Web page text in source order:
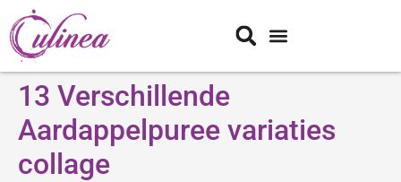
13 Verschillende
Aardappelpuree variaties
collage